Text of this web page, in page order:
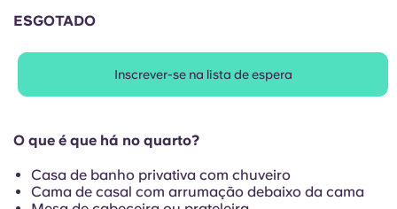
Català
Italian
ESGOTADO
Inscrever-se na lista de espera
O que é que há no quarto?
Casa de banho privativa com chuveiro
Cama de casal com arrumação debaixo da cama